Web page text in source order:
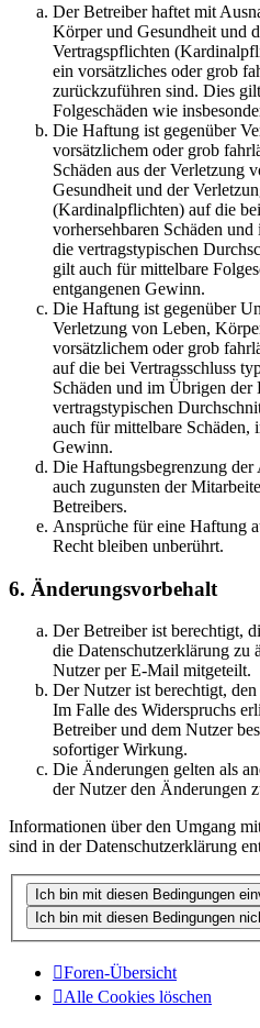
Der Betreiber haftet mit
Körper und Gesundheit und
Vertragspflichten
ein vorsätzliches oder grob
zurückzuführen sind. Dies
Folgeschäden wie
Die Haftung ist gegenüber
vorsätzlichem oder grob
Schäden aus der Verletzung
Gesundheit und der
(Kardinalpflichten) auf die
vorhersehbaren Schäden
die vertragstypischen
gilt auch für mittelbare
entgangenen Gewinn.
Die Haftung ist gegenüber
Verletzung von Leben,
vorsätzlichem oder grob
auf die bei Vertragsschluss
Schäden und im Übrigen der
vertragstypischen
auch für mittelbare Schäden,
Gewinn.
Die Haftungsbegrenzung der
auch zugunsten der
Betreibers.
Ansprüche für eine Haftung
Recht bleiben unberührt.
6. Änderungsvorbehalt
Der Betreiber ist berechtigt,
die Datenschutzerklärung
Nutzer per E-Mail mitgeteilt.
Der Nutzer ist berechtigt,
Im Falle des Widerspruchs
Betreiber und dem Nutzer
sofortiger Wirkung.
Die Änderungen gelten als
der Nutzer den Änderungen
Informationen über den Umgang
sind in der Datenschutzerklärung
Foren-Übersicht
Alle Cookies löschen